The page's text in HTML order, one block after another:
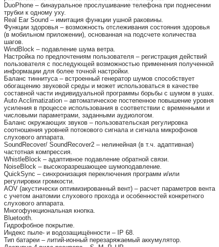
DuoPhone – бинауральное прослушивание телефона при поднесении
трубки к одному уху.
Real Ear Sound – имитация функции ушной раковины.
Функции здоровья – возможность отслеживания состояния здоровья
(в мобильном приложении), основанная на подсчете количества
шагов.
WindBlock – подавление шума ветра.
Настройка по предпочтениям пользователя – регистрация действий
пользователя с последующей возможностью применения полученной
информации для более точной настройки.
Баланс тиннитуса – встроенный генератор шумов способствует
обогащению звуковой среды и может использоваться в качестве
составной части индивидуальной программы борьбы с шумом в ушах.
Auto Acclimatization – автоматическое постепенное повышение уровня
усиления в процессе использования в соответствии с временными и
числовыми параметрами, заданными аудиологом.
Баланс окружающих звуков – пользовательская регулировка
соотношения уровней потокового сигнала и сигнала микрофонов
слухового аппарата.
SoundRecover/ SoundRecover2 – нелинейная (в т.ч. адаптивная)
частотная компрессия.
WhistleBlock – адаптивное подавление обратной связи.
NoiseBlock – высокоразрешающее шумоподавление.
QuickSync – синхронизация переключения программ и/или
регулировки громкости.
AOV (акустически оптимизированный вент) – расчет параметров вента
с учетом анатомии слухового прохода и особенностей конкретного
слухового аппарата.
Многофункциональная кнопка.
Bluetooth.
Гидрофобное покрытие.
Индекс пыле- и водозащищённости – IP 68.
Тип батареи – литий-ионный перезаряжаемый аккумулятор.